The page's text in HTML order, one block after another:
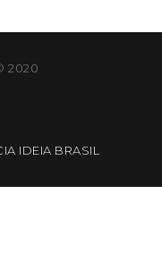
2020
IDEIA BRASIL